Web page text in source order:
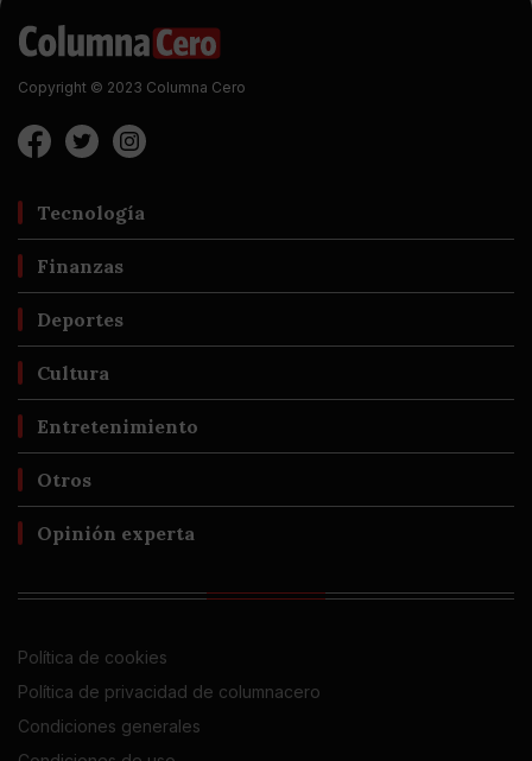
Copyright © 2023 Columna Cero
Tecnología
Finanzas
Deportes
Cultura
Entretenimiento
Otros
Opinión experta
Política de cookies
Política de privacidad de columnacero
Condiciones generales